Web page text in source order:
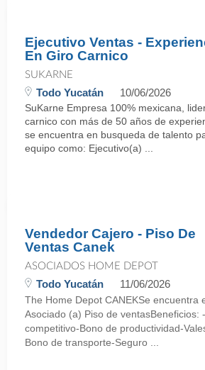
Ejecutivo Ventas -
En Giro Carnico
SUKARNE
Todo Yucatán 10/06/2026
SuKarne Empresa 100% mexicana,
carnico con más de 50 años de
se encuentra en busqueda de talento
equipo como: Ejecutivo(a) ...
Vendedor Cajero - Piso De
Ventas Canek
ASOCIADOS HOME DEPOT
Todo Yucatán 11/06/2026
The Home Depot CANEKSe encuentra
Asociado (a) Piso de ventasBeneficios:
competitivo-Bono de productividad-
Bono de transporte-Seguro ...